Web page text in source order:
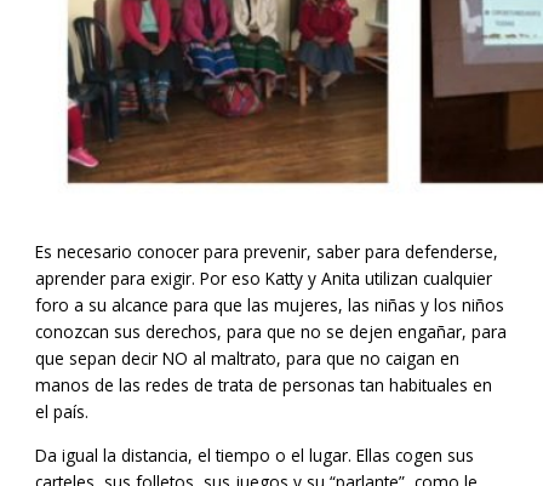
Es necesario conocer para prevenir, saber para defenderse,
aprender para exigir. Por eso Katty y Anita utilizan cualquier
foro a su alcance para que las mujeres, las niñas y los niños
conozcan sus derechos, para que no se dejen engañar, para
que sepan decir NO al maltrato, para que no caigan en
manos de las redes de trata de personas tan habituales en
el país.
Da igual la distancia, el tiempo o el lugar. Ellas cogen sus